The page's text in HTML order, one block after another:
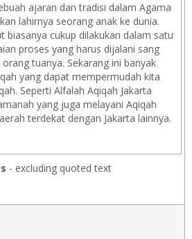
ajaran dan tradisi dalam Agama
lahirnya seorang anak ke dunia.
biasanya cukup dilakukan dalam satu
proses yang harus dijalani sang
tuanya. Sekarang ini banyak
yang dapat mempermudah kita
Seperti Alfalah Aqiqah Jakarta
yang juga melayani Aqiqah
terdekat dengan Jakarta lainnya.
- excluding quoted text